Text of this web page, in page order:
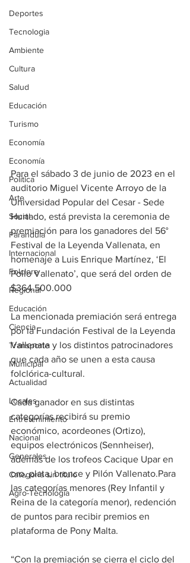
Deportes
Tecnologia
Ambiente
Cultura
Salud
Educación
Turismo
Economía
Economía
Política
Arte
Social
Farandula
Internacional
Folclore
Regional
Educación
Ciencia
Transporte
Municipal
Actualidad
Locales
Entretenimiento
Nacional
Generales
Categoría sin título
Agro-Tecnología
Para el sábado 3 de junio de 2023 en el
auditorio Miguel Vicente Arroyo de la
Universidad Popular del Cesar - Sede
Hurtado, está prevista la ceremonia de
premiación para los ganadores del 56°
Festival de la Leyenda Vallenata, en
homenaje a Luis Enrique Martínez, ‘El
Pollo Vallenato’, que será del orden de
$364.500.000
La mencionada premiación será entrega
por la Fundación Festival de la Leyenda
Vallenata y los distintos patrocinadores
que cada año se unen a esta causa
folclórica-cultural.
Cada ganador en sus distintas
categorías recibirá su premio
económico, acordeones (Ortizo),
equipos electrónicos (Sennheiser),
además de los trofeos Cacique Upar en
oro, plata, bronce y Pilón Vallenato.Para
las categorías menores (Rey Infantil y
Reina de la categoría menor), redención
de puntos para recibir premios en
plataforma de Pony Malta.
“Con la premiación se cierra el ciclo del